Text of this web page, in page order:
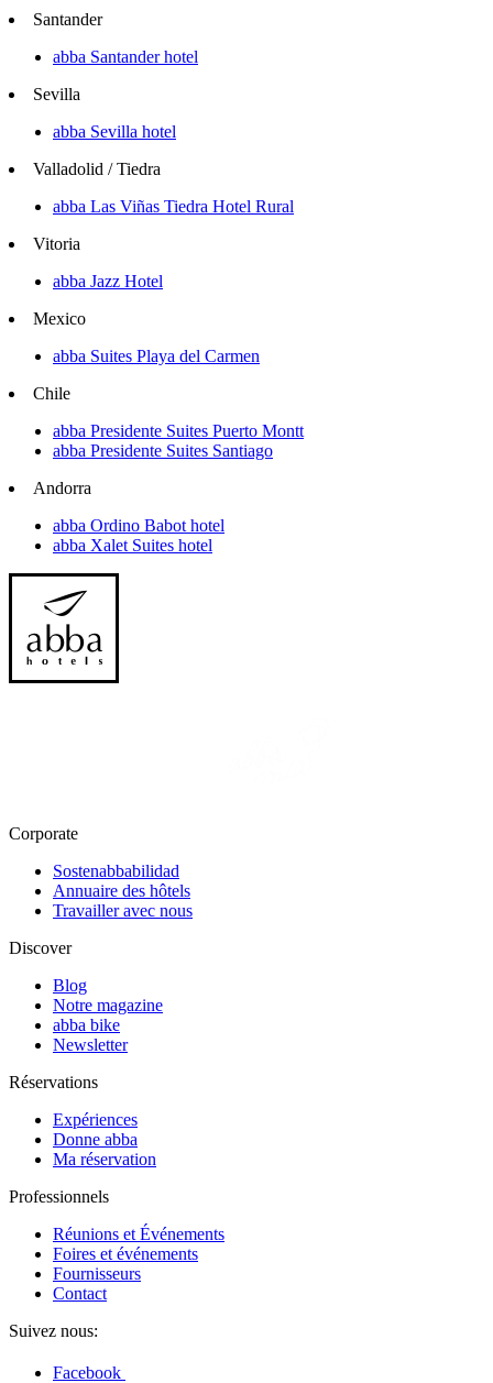
Santander
abba Santander hotel
Sevilla
abba Sevilla hotel
Valladolid / Tiedra
abba Las Viñas Tiedra Hotel Rural
Vitoria
abba Jazz Hotel
Mexico
abba Suites Playa del Carmen
Chile
abba Presidente Suites Puerto Montt
abba Presidente Suites Santiago
Andorra
abba Ordino Babot hotel
abba Xalet Suites hotel
Corporate
Sostenabbabilidad
Annuaire des hôtels
Travailler avec nous
Discover
Blog
Notre magazine
abba bike
Newsletter
Réservations
Expériences
Donne abba
Ma réservation
Professionnels
Réunions et Événements
Foires et événements
Fournisseurs
Contact
Suivez nous:
Facebook